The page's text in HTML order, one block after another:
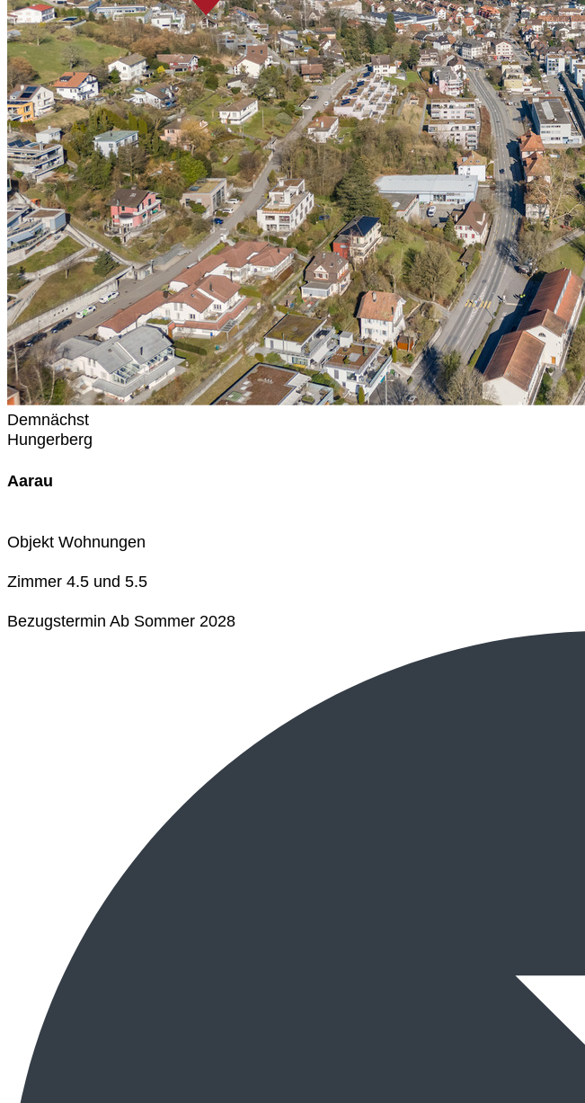
Demnächst
Hungerberg
Aarau
Objekt Wohnungen
Zimmer 4.5 und 5.5
Bezugstermin Ab Sommer 2028